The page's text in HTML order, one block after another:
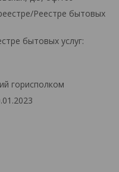
Реестре бытовых
бытовых услуг:
горисполком